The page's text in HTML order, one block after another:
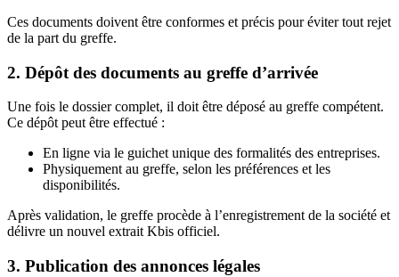
Ces documents doivent être conformes et précis pour éviter tout rejet
de la part du greffe.
2. Dépôt des documents au greffe d’arrivée
Une fois le dossier complet, il doit être déposé au greffe compétent.
Ce dépôt peut être effectué :
En ligne via le guichet unique des formalités des entreprises.
Physiquement au greffe, selon les préférences et les
disponibilités.
Après validation, le greffe procède à l’enregistrement de la société et
délivre un nouvel extrait Kbis officiel.
3. Publication des annonces légales